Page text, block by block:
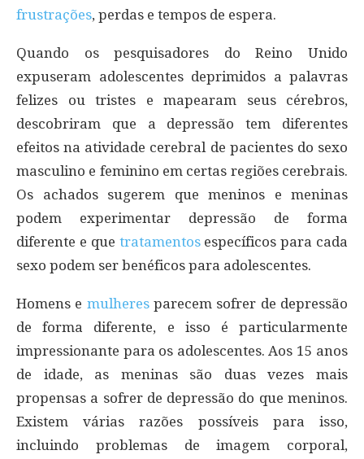
frustrações, perdas e tempos de espera.
Quando os pesquisadores do Reino Unido
expuseram adolescentes deprimidos a palavras
felizes ou tristes e mapearam seus cérebros,
descobriram que a depressão tem diferentes
efeitos na atividade cerebral de pacientes do sexo
masculino e feminino em certas regiões cerebrais.
Os achados sugerem que meninos e meninas
podem experimentar depressão de forma
diferente e que tratamentosespecíficos para cada
sexo podem ser benéficos para adolescentes.
Homens e mulheresparecem sofrer de depressão
de forma diferente, e isso é particularmente
impressionante para os adolescentes. Aos 15 anos
de idade, as meninas são duas vezes mais
propensas a sofrer de depressão do que meninos.
Existem várias razões possíveis para isso,
incluindo problemas de imagem corporal,